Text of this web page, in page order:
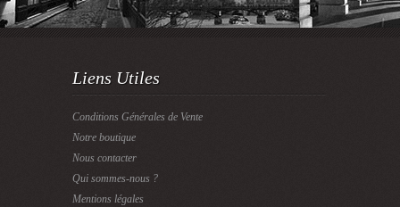
Liens Utiles
Conditions Générales de Vente
Notre boutique
Nous contacter
Qui sommes-nous ?
Mentions légales